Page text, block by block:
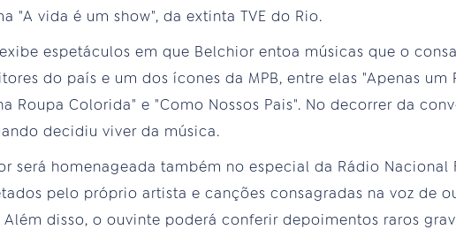
"A vida é um show", da extinta TVE do Rio.
espetáculos em que Belchior entoa músicas que o
do país e um dos ícones da MPB, entre elas "Apenas um
Roupa Colorida" e "Como Nossos Pais". No decorrer da
decidiu viver da música.
será homenageada também no especial da Rádio Nacional
pelo próprio artista e canções consagradas na voz de
Além disso, o ouvinte poderá conferir depoimentos raros